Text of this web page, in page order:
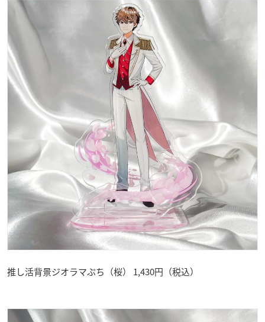
推し活背景ジオラマぷち（桜） 1,430円（税込）